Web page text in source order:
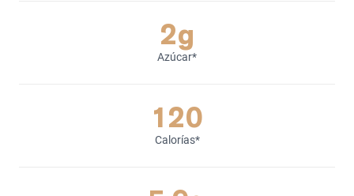
2g
Azúcar*
120
Calorías*